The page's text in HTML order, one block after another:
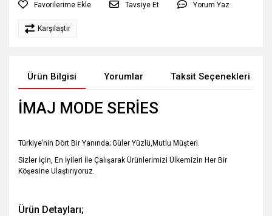
Tavsiye Et Yorum Yaz
Karşılaştır
Ürün Bilgisi Yorumlar Taksit Seçenekleri
İMAJ MODE SERİES
Türkiye’nin Dört Bir Yanında; Güler Yüzlü,Mutlu Müşteri.
Sizler İçin, En İyileri İle Çalışarak Ürünlerimizi Ülkemizin Her Bir
Köşesine Ulaştırıyoruz.
Ürün Detayları;